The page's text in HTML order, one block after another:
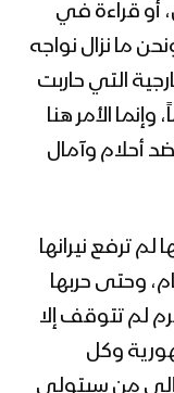
أو قراءة في
ما نزال نواجه
التي حاربت
وإنما الأمر هنا
أحلام وآمال
ترفع نيرانها
وحتى حربها
لم تتوقف إلا
وكل
إلى من سيتولى